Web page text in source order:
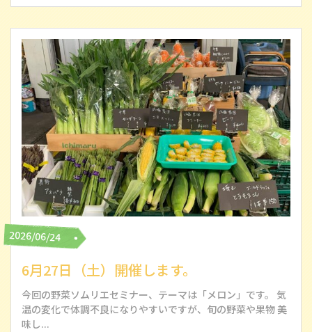
2026/06/24
6月27日（土）開催します。
今回の野菜ソムリエセミナー、テーマは「メロン」です。 気
温の変化で体調不良になりやすいですが、旬の野菜や果物 美
味し...